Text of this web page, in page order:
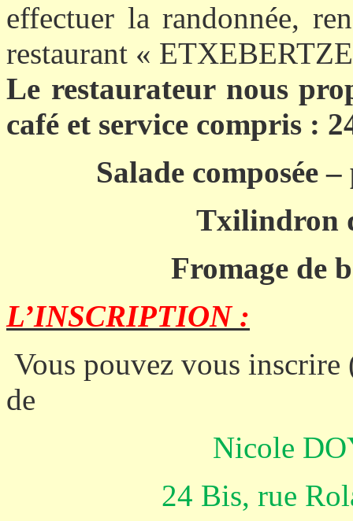
effectuer la randonnée,
restaurant «
Le restaurateur nous
café et service compris :
Salade composée
Txilindron
Fromage de
L’INSCRIPTION :
Vous pouvez vous inscrire
de
Nicole
24 Bis, rue